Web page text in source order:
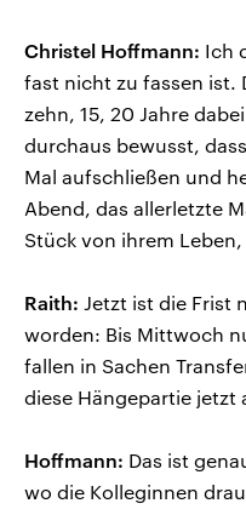
Christel Hoffmann: Ich
fast nicht zu fassen ist.
zehn, 15, 20 Jahre
durchaus bewusst,
Mal aufschließen und
Abend, das allerletzte
Stück von ihrem
Raith: Jetzt ist die Frist
worden: Bis Mittwoch
fallen in Sachen
diese Hängepartie jetzt
Hoffmann: Das ist
wo die Kolleginnen